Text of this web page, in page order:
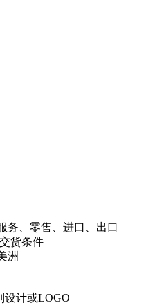
大亮
年
务、零售、进口、出口
货条件
洲
设计或LOGO